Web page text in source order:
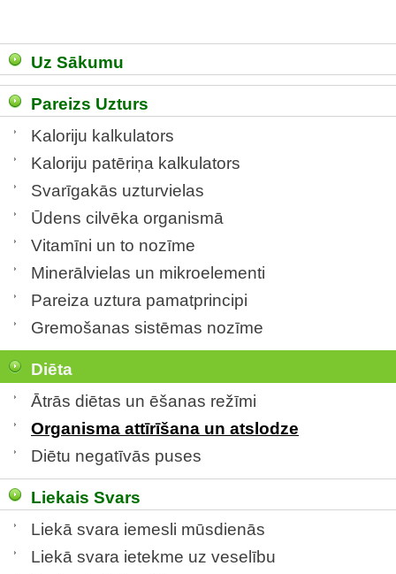
Uz Sākumu
Pareizs Uzturs
Kaloriju kalkulators
Kaloriju patēriņa kalkulators
Svarīgakās uzturvielas
Ūdens cilvēka organismā
Vitamīni un to nozīme
Minerālvielas un mikroelementi
Pareiza uztura pamatprincipi
Gremošanas sistēmas nozīme
Diēta
Ātrās diētas un ēšanas režīmi
Organisma attīrīšana un atslodze
Diētu negatīvās puses
Liekais Svars
Liekā svara iemesli mūsdienās
Liekā svara ietekme uz veselību